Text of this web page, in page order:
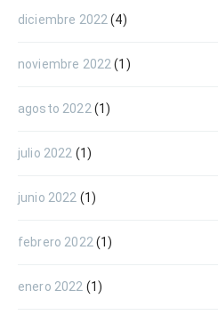
diciembre 2022 (4)
noviembre 2022 (1)
agosto 2022 (1)
julio 2022 (1)
junio 2022 (1)
febrero 2022 (1)
enero 2022 (1)